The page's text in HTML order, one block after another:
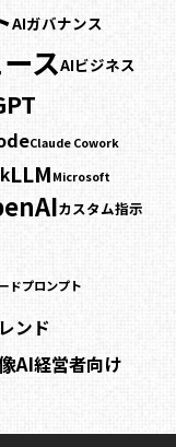
AIガバナンス
スAIビジネス
Claude Cowork
LLM Microsoft
カスタム指示
ドプロンプト
ンド
AI経営者向け